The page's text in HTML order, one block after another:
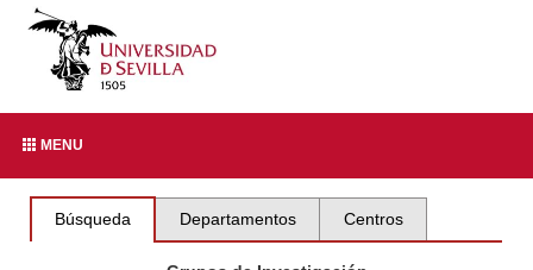
MENU
Búsqueda Departamentos Centros